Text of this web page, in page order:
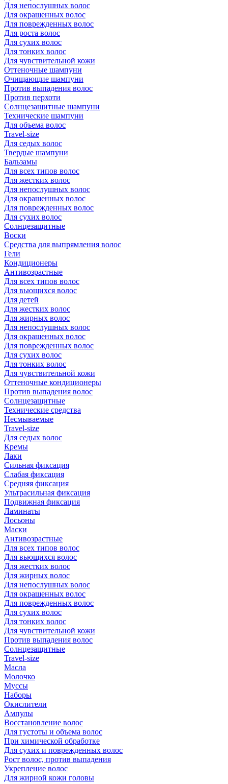
Для непослушных волос
Для окрашенных волос
Для поврежденных волос
Для роста волос
Для сухих волос
Для тонких волос
Для чувствительной кожи
Оттеночные шампуни
Очищающие шампуни
Против выпадения волос
Против перхоти
Солнцезащитные шампуни
Технические шампуни
Для объема волос
Travel-size
Для седых волос
Твердые шампуни
Бальзамы
Для всех типов волос
Для жестких волос
Для непослушных волос
Для окрашенных волос
Для поврежденных волос
Для сухих волос
Солнцезащитные
Воски
Средства для выпрямления волос
Гели
Кондиционеры
Антивозрастные
Для всех типов волос
Для вьющихся волос
Для детей
Для жестких волос
Для жирных волос
Для непослушных волос
Для окрашенных волос
Для поврежденных волос
Для сухих волос
Для тонких волос
Для чувствительной кожи
Оттеночные кондиционеры
Против выпадения волос
Солнцезащитные
Технические средства
Несмываемые
Travel-size
Для седых волос
Кремы
Лаки
Сильная фиксация
Слабая фиксация
Средняя фиксация
Ультрасильная фиксация
Подвижная фиксация
Ламинаты
Лосьоны
Маски
Антивозрастные
Для всех типов волос
Для вьющихся волос
Для жестких волос
Для жирных волос
Для непослушных волос
Для окрашенных волос
Для поврежденных волос
Для сухих волос
Для тонких волос
Для чувствительной кожи
Против выпадения волос
Солнцезащитные
Travel-size
Масла
Молочко
Муссы
Наборы
Окислители
Ампулы
Восстановление волос
Для густоты и объема волос
При химической обработке
Для сухих и поврежденных волос
Рост волос, против выпадения
Укрепление волос
Для жирной кожи головы